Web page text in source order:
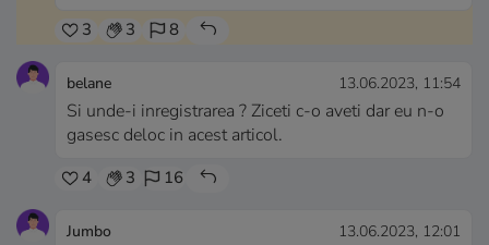
3 3 8
belane 13.06.2023, 11:54
Si unde-i inregistrarea ? Ziceti c-o aveti dar eu n-o
gasesc deloc in acest articol.
4 3 16
Jumbo 13.06.2023, 12:01